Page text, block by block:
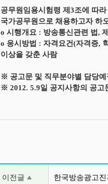
공무원임용시험령 제3조에 따
국가공무원으로 채용하고자 하
o 시행개요 : 방송통신관련 법,
o 응시방법 : 자격요건(자격증,
이상을 갖춘 사람
※ 공고문 및 직무분야별 담당예
※ 2012. 5.9일 공지사항의 공고
이전글 한국방송광고